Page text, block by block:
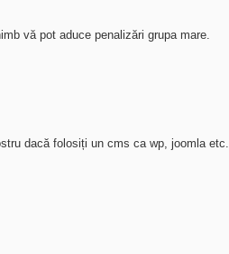
vă pot aduce penalizări grupa mare.
dacă folosiți un cms ca wp, joomla etc.